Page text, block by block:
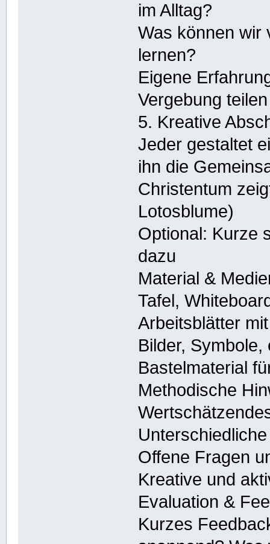
im Alltag?
Was können wir
lernen?
Eigene
Vergebung teilen
5. Kreative
Jeder gestaltet
ihn die
Christentum
Lotosblume)
Optional: Kurze
dazu
Material &
Tafel,
Arbeitsblätter
Bilder,
Bastelmaterial
Methodische
Offene Fragen
Kreative und
Evaluation &
Kurzes